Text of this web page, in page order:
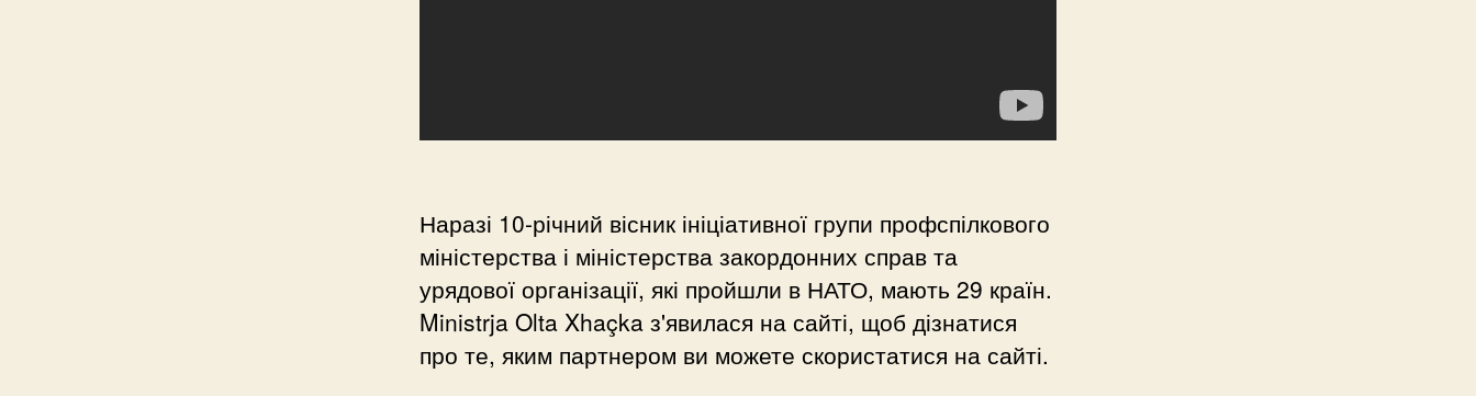
Наразі 10-річний вісник ініціативної групи профспілкового
міністерства і міністерства закордонних справ та
урядової організації, які пройшли в НАТО, мають 29 країн.
Ministrja Olta Xhaçka з'явилася на сайті, щоб дізнатися
про те, яким партнером ви можете скористатися на сайті.